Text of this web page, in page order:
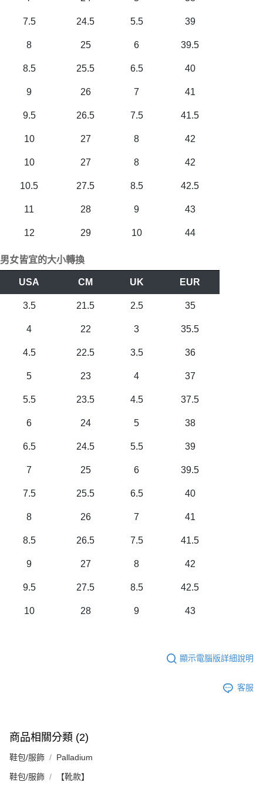
7.5 24.5 5.5 39
8 25 6 39.5
8.5 25.5 6.5 40
9 26 7 41
9.5 26.5 7.5 41.5
10 27 8 42
10 27 8 42
10.5 27.5 8.5 42.5
11 28 9 43
12 29 10 44
男女皆宜的大小轉換
USA CM UK EUR
3.5 21.5 2.5 35
4 22 3 35.5
4.5 22.5 3.5 36
5 23 4 37
5.5 23.5 4.5 37.5
6 24 5 38
6.5 24.5 5.5 39
7 25 6 39.5
7.5 25.5 6.5 40
8 26 7 41
8.5 26.5 7.5 41.5
9 27 8 42
9.5 27.5 8.5 42.5
10 28 9 43
顯示電腦版詳細說明
客服
商品相關分類 (2)
鞋包/服飾 Palladium
鞋包/服飾 【靴款】